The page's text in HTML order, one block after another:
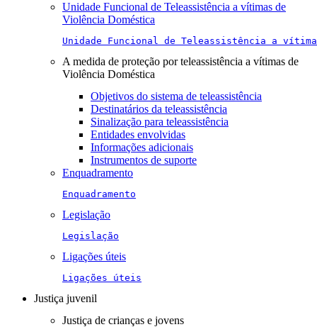
Unidade Funcional de Teleassistência a vítimas de
Violência Doméstica
Unidade Funcional de Teleassistência a
A medida de proteção por teleassistência a vítimas de
Violência Doméstica
Objetivos do sistema de teleassistência
Destinatários da teleassistência
Sinalização para teleassistência
Entidades envolvidas
Informações adicionais
Instrumentos de suporte
Enquadramento
Enquadramento
Legislação
Legislação
Ligações úteis
Ligações úteis
Justiça juvenil
Justiça de crianças e jovens